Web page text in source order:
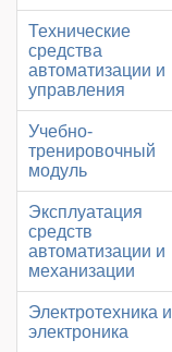
Технические
средства
автоматизации и
управления
Учебно-
тренировочный
модуль
Эксплуатация
средств
автоматизации и
механизации
Электротехника и
электроника